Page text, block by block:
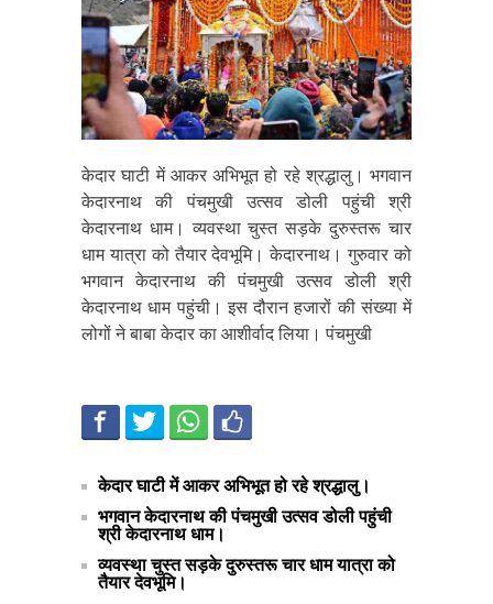
केदार घाटी में आकर अभिभूत हो रहे श्रद्धालु। भगवान
केदारनाथ की पंचमुखी उत्सव डोली पहुंची श्री
केदारनाथ धाम। व्यवस्था चुस्त सड़के दुरुस्तरू चार
धाम यात्रा को तैयार देवभूमि। केदारनाथ। गुरुवार को
भगवान केदारनाथ की पंचमुखी उत्सव डोली श्री
केदारनाथ धाम पहुंची। इस दौरान हजारों की संख्या में
लोगों ने बाबा केदार का आशीर्वाद लिया। पंचमुखी
केदार घाटी में आकर अभिभूत हो रहे श्रद्धालु।
भगवान केदारनाथ की पंचमुखी उत्सव डोली पहुंची
श्री केदारनाथ धाम।
व्यवस्था चुस्त सड़के दुरुस्तरू चार धाम यात्रा को
तैयार देवभूमि।